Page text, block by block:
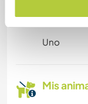
Uno
Mis